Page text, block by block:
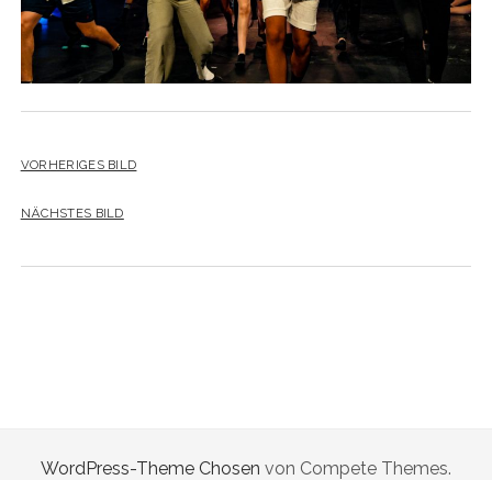
VORHERIGES BILD
NÄCHSTES BILD
WordPress-Theme Chosen von Compete Themes.